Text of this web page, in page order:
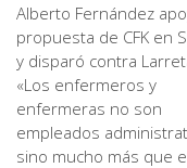
Alberto Fernández
propuesta de CFK en
y disparó contra
«Los enfermeros y
enfermeras no son
empleados
sino mucho más que